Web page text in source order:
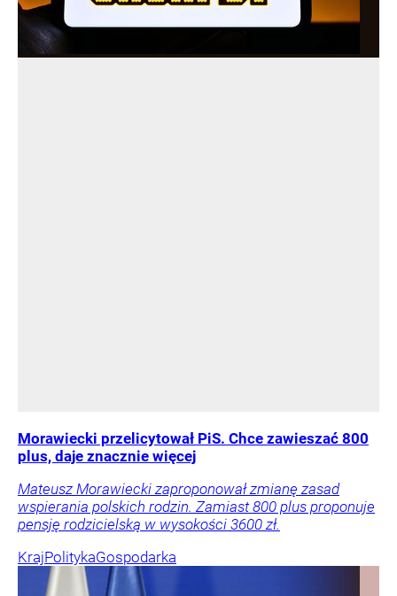
Morawiecki przelicytował PiS. Chce zawieszać 800
plus, daje znacznie więcej
Mateusz Morawiecki zaproponował zmianę zasad
wspierania polskich rodzin. Zamiast 800 plus proponuje
pensję rodzicielską w wysokości 3600 zł.
KrajPolitykaGospodarka